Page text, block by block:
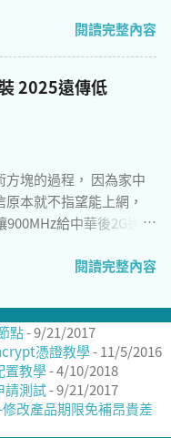
實際上作業系統只有簡
稍長。 3、 預設apt源
切換到瑞典之類的海
學 [1] 。 sudo sed -i
openKylin1.0桌
中國最佳化，想要安裝
裝包缺失的問題。您
用git來clone以及編譯，
apt install \ fcitx5
dev
extra-cmake-
dev \ git build-
git
openvanilla/fcitx5-
閱讀完整內容
2025遠傳低
塊的過程， 因為家中
本就不指望能上網，
給中華後2G通話
耗電而且範圍涵蓋有限，
閱讀完整內容
點- 9/21/2017
憑證教學- 11/5/2016
置教學- 4/10/2018
請測試- 9/21/2017
改產品期限免補昂貴差